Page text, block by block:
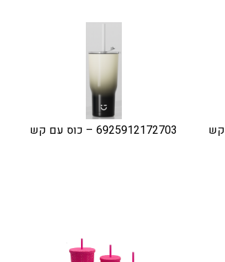
6925912172703 – כוס עם קש